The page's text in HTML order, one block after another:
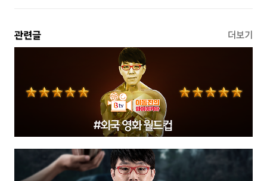
관련글 더보기